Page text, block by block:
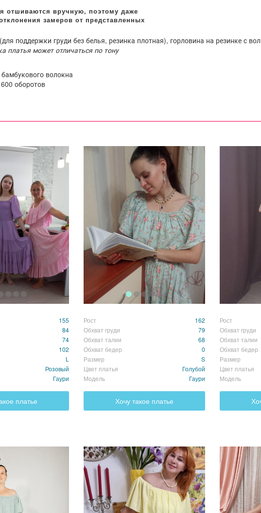
поддержки груди без белья, резинка плотная), горловина на резинке с
платья может отличаться по тону
волокна
оборотов
155
84
74
102
L
Розовый
Гаури
платье
Рост
162
Обхват груди
79
Обхват талии
68
Обхват бедер
0
Размер
S
Цвет платья
Голубой
Модель
Гаури
Хочу такое платье
Рост
Обхват груди
Обхват талии
Обхват бедер
Размер
Цвет платья
Модель